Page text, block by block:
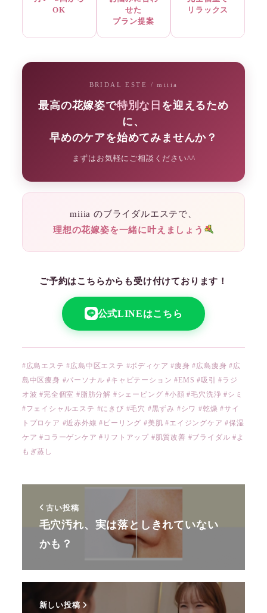
OK
せた
プラン提案
リラックス
BRIDAL ESTE / miiia
最高の花嫁姿で特別な日 を迎えるため
に、
早めのケアを始めてみませんか？
まずはお気軽にご相談ください^^
miiia のブライダルエステで、
理想の花嫁姿を一緒に叶えましょう
ご予約はこちらからも受け付けております！
公式LINEはこちら
#広島エステ #広島中区エステ #ボディケア #痩身 #広島痩身 #広
島中区痩身 #パーソナル #キャビテーション #EMS #吸引 #ラジ
オ波 #完全個室 #脂肪分解 #シェービング #小顔 #毛穴洗浄 #シミ
#フェイシャルエステ #にきび #毛穴 #黒ずみ #シワ #乾燥 #サイ
トプロケア #近赤外線 #ピーリング #美肌 #エイジングケア #保湿
ケア #コラーゲンケア #リフトアップ #肌質改善 #ブライダル #よ
もぎ蒸し
古い投稿
毛穴汚れ、実は落としきれていない
かも？
新しい投稿